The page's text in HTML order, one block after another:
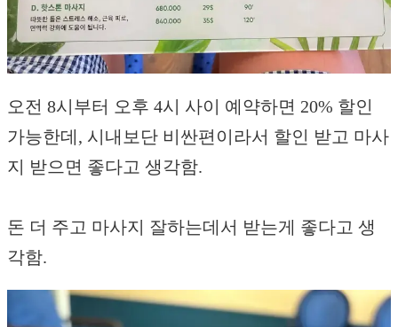
오전 8시부터 오후 4시 사이 예약하면 20% 할인
가능한데, 시내보단 비싼편이라서 할인 받고 마사
지 받으면 좋다고 생각함.
돈 더 주고 마사지 잘하는데서 받는게 좋다고 생
각함.